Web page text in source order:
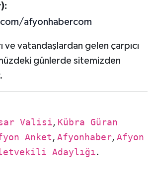
afyonhabercom
ve vatandaşlardan gelen çarpıcı
günlerde sitemizden
Valisi, Kübra Güran
Anket , Afyonhaber, Afyon
Adaylığı.